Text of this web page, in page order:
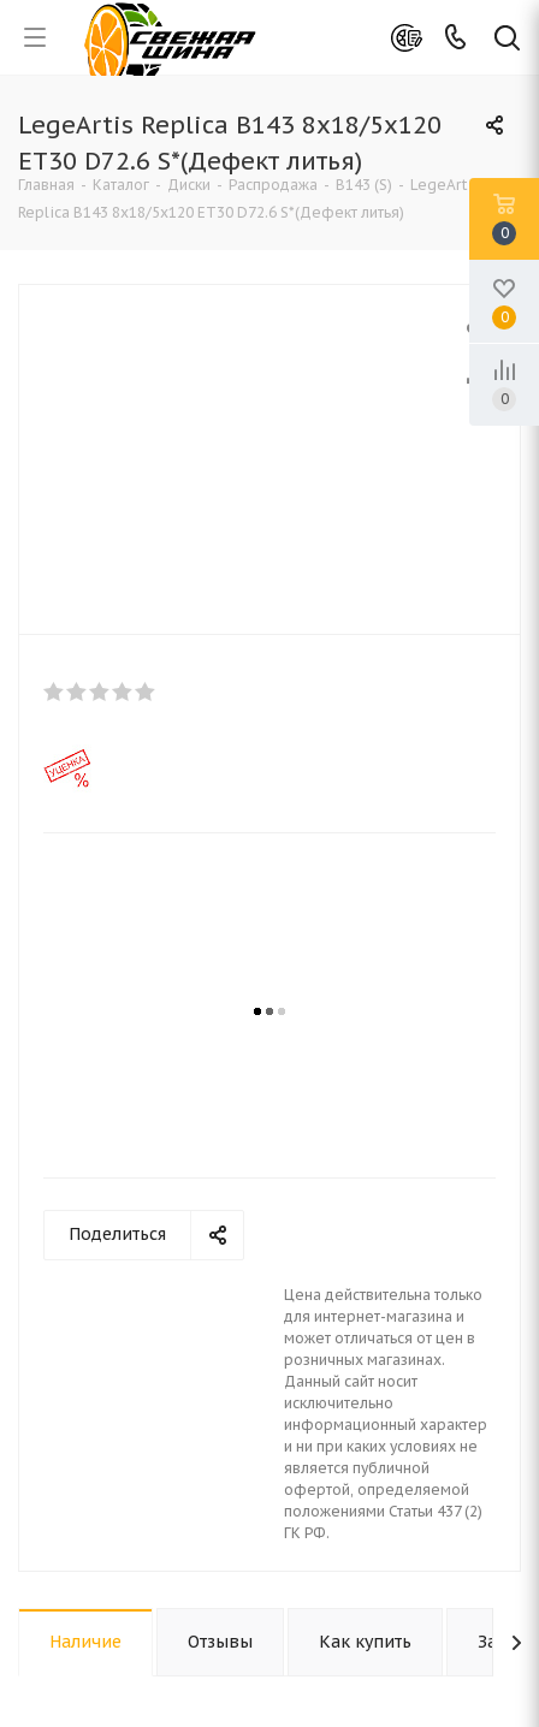
LegeArtis Replica B143 8x18/5x120
ET30 D72.6 S*(Дефект литья)
Главная - Каталог - Диски - Распродажа - B143 (S) - LegeArtis
Replica B143 8x18/5x120 ET30 D72.6 S*(Дефект литья)
Поделиться
Цена действительна только
для интернет-магазина и
может отличаться от цен в
розничных магазинах.
Данный сайт носит
исключительно
информационный характер
и ни при каких условиях не
является публичной
офертой, определяемой
положениями Статьи 437 (2)
ГК РФ.
Наличие Отзывы Как купить
0
0
0